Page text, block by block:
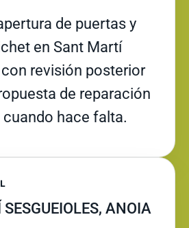
de puertas y
en Sant Martí
revisión posterior
de reparación
hace falta.
ANOIA